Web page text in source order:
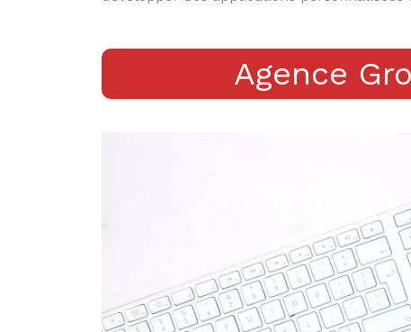
Agence